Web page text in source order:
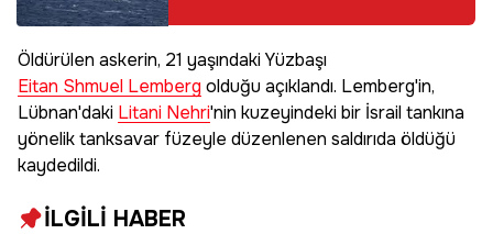
Öldürülen askerin, 21 yaşındaki Yüzbaşı
Eitan Shmuel Lemberg olduğu açıklandı. Lemberg'in,
Lübnan'daki Litani Nehri'nin kuzeyindeki bir İsrail tankına
yönelik tanksavar füzeyle düzenlenen saldırıda öldüğü
kaydedildi.
İLGİLİ HABER